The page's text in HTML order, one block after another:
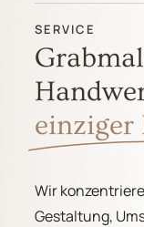
SERVICE
einziger
Wir
Gestaltung,